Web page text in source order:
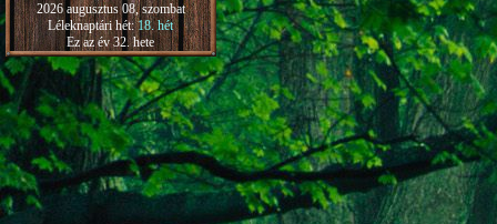
2026 augusztus 08, szombat
Léleknaptári hét:18. hét
Ez az év 32. hete